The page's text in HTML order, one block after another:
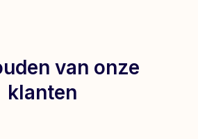
van onze
klanten